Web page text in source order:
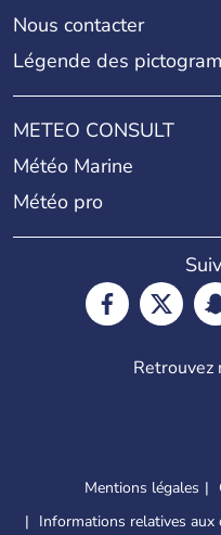
Nous contacter
Légende des
METEO CONSULT
Météo Marine
Météo pro
Retrouvez
Mentions légales
Informations relatives aux